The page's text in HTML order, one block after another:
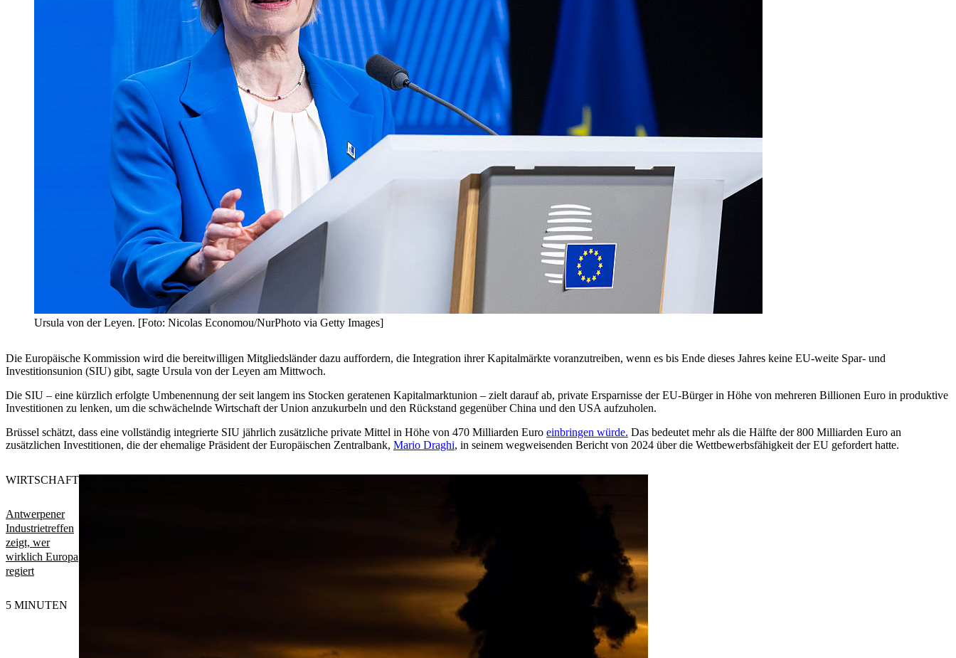
Ursula von der Leyen. [Foto: Nicolas Economou/NurPhoto via Getty Images]
Die Europäische Kommission wird die bereitwilligen Mitgliedsländer dazu auffordern, die Integration ihrer Kapitalmärkte voranzutreiben, wenn es bis Ende dieses Jahres keine EU-weite Spar- und
Investitionsunion (SIU) gibt, sagte Ursula von der Leyen am Mittwoch.
Die SIU – eine kürzlich erfolgte Umbenennung der seit langem ins Stocken geratenen Kapitalmarktunion – zielt darauf ab, private Ersparnisse der EU-Bürger in Höhe von mehreren Billionen Euro in produktive
Investitionen zu lenken, um die schwächelnde Wirtschaft der Union anzukurbeln und den Rückstand gegenüber China und den USA aufzuholen.
Brüssel schätzt, dass eine vollständig integrierte SIU jährlich zusätzliche private Mittel in Höhe von 470 Milliarden Euro einbringen würde. Das bedeutet mehr als die Hälfte der 800 Milliarden Euro an
zusätzlichen Investitionen, die der ehemalige Präsident der Europäischen Zentralbank, Mario Draghi, in seinem wegweisenden Bericht von 2024 über die Wettbewerbsfähigkeit der EU gefordert hatte.
Antwerpener
Industrietreffen
zeigt, wer
wirklich Europa
regiert
WIRTSCHAFT
5 MINUTEN